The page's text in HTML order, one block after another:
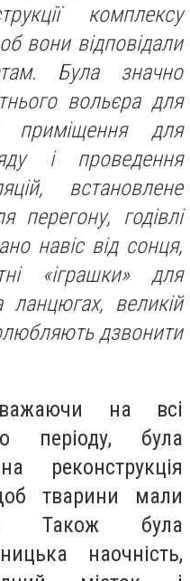
комплексу
вони відповідали
Була значно
вольєра для
приміщення для
і проведення
встановлене
перегону, годівлі
навіс від сонця,
«іграшки» для
великій
дзвонити
на всі
періоду, була
реконструкція
тварини мали
Також була
наочність,